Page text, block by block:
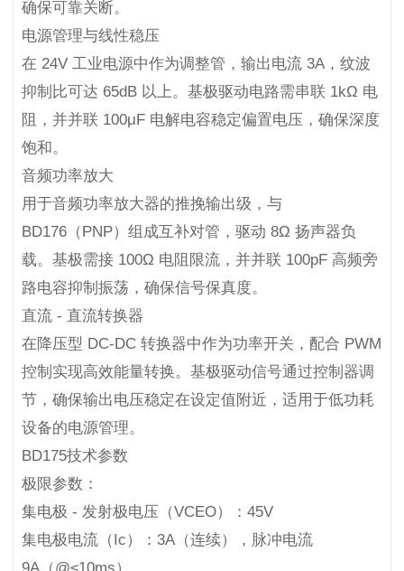
确保可靠关断。
电源管理与线性稳压
在 24V 工业电源中作为调整管，输出电流 3A，纹波
抑制比可达 65dB 以上。基极驱动电路需串联 1kΩ 电
阻，并并联 100μF 电解电容稳定偏置电压，确保深度
饱和。
音频功率放大
用于音频功率放大器的推挽输出级，与
BD176（PNP）组成互补对管，驱动 8Ω 扬声器负
载。基极需接 100Ω 电阻限流，并并联 100pF 高频旁
路电容抑制振荡，确保信号保真度。
直流 - 直流转换器
在降压型 DC-DC 转换器中作为功率开关，配合 PWM
控制实现高效能量转换。基极驱动信号通过控制器调
节，确保输出电压稳定在设定值附近，适用于低功耗
设备的电源管理。
BD175技术参数
极限参数：
集电极 - 发射极电压（VCEO）：45V
集电极电流（Ic）：3A（连续），脉冲电流